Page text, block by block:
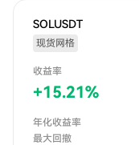
SOLUSDT
现货网格
收益率
+15.21%
年化收益率
最大回撤